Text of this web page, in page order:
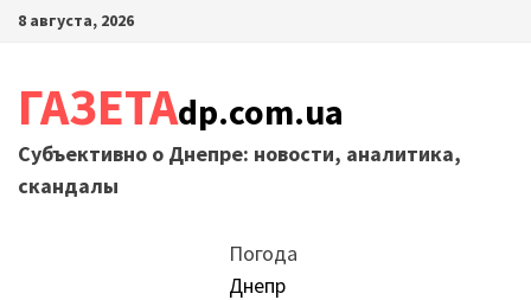
Перейти
8 августа, 2026
ГАЗЕТАdp.com.ua
Субъективно о Днепре: новости, аналитика,
скандалы
Погода
Днепр